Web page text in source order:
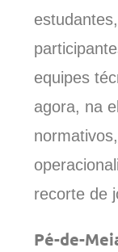
participante
equipes
agora, na
recorte de
Pé-de-